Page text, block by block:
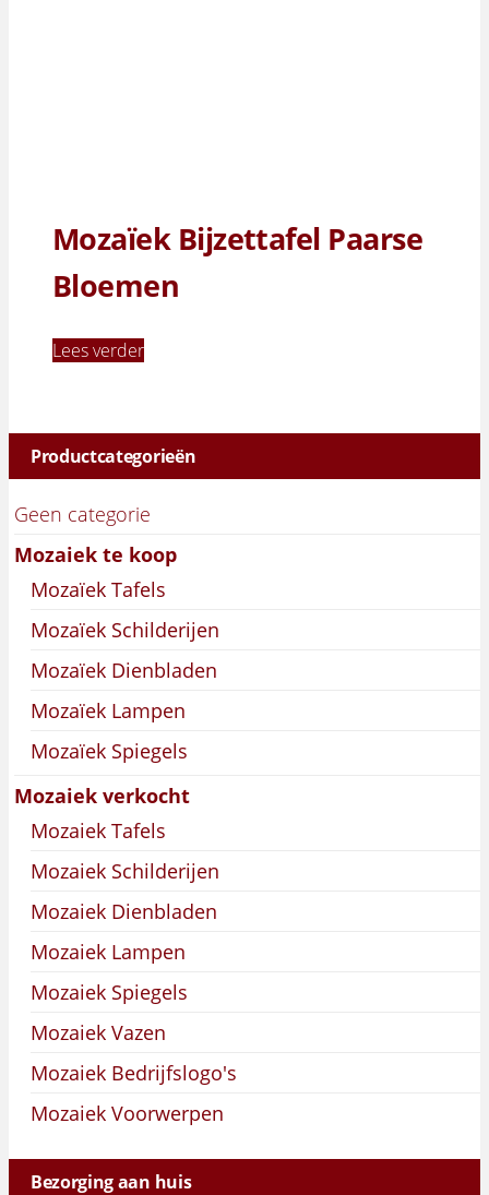
Mozaïek Bijzettafel Paarse
Bloemen
Lees verder
Productcategorieën
Geen categorie
Mozaiek te koop
Mozaïek Tafels
Mozaïek Schilderijen
Mozaïek Dienbladen
Mozaïek Lampen
Mozaïek Spiegels
Mozaiek verkocht
Mozaiek Tafels
Mozaiek Schilderijen
Mozaiek Dienbladen
Mozaiek Lampen
Mozaiek Spiegels
Mozaiek Vazen
Mozaiek Bedrijfslogo's
Mozaiek Voorwerpen
Bezorging aan huis